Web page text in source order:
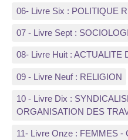
06- Livre Six : POLITIQUE
07 - Livre Sept :
08- Livre Huit : ACTUALITE
09 - Livre Neuf : RELIGION
10 - Livre Dix :
ORGANISATION DES
11- Livre Onze : FEMMES -